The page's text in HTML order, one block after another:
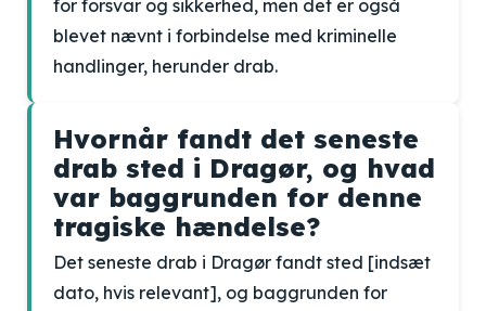
for forsvar og sikkerhed, men det er også
blevet nævnt i forbindelse med kriminelle
handlinger, herunder drab.
Hvornår fandt det seneste
drab sted i Dragør, og hvad
var baggrunden for denne
tragiske hændelse?
Det seneste drab i Dragør fandt sted [indsæt
dato, hvis relevant], og baggrunden for